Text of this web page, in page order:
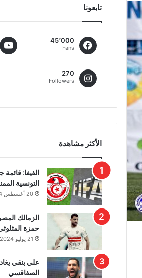
تابعونا
45٬000
Fans
270
Followers
الأكثر مشاهدة
الفيفا: قائمة
التونسية
20 أغسطس 2024
الزمالك
حمزة
21 يوليو 2024
علي بنقي
الصفاقسي